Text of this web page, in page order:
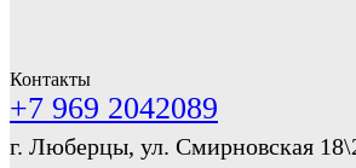
Контакты
+7 969 2042089
г. Люберцы, ул. Смирновская